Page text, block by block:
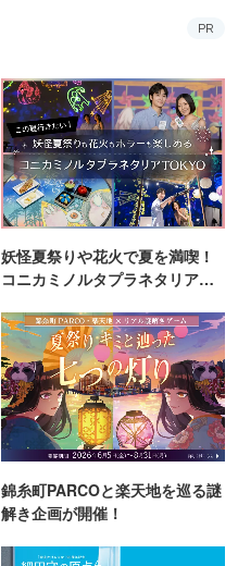
PR
妖怪夏祭りや花火で夏を満喫！
コニカミノルタプラネタリア
錦糸町PARCOと楽天地を巡る謎
解き企画が開催！